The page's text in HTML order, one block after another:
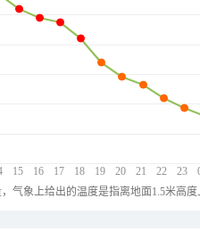
15 16 17 18 19 20 21 22 23
气象上给出的温度是指离地面1.5米高度